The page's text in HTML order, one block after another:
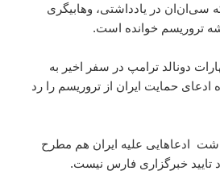
سی‌ان‌ان در یادداشتی، وهابیگری
تروریسم خوانده است.
دونالد ترامپ در سفر اخیر به
حمایت ایران از تروریسم را رد
ادعاهایی علیه ایران هم مطرح
تایید خبرگزاری فارس نیست.